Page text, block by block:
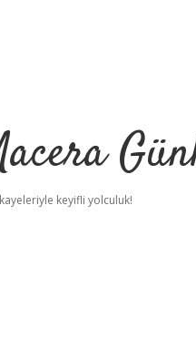
keyifli yolculuk!